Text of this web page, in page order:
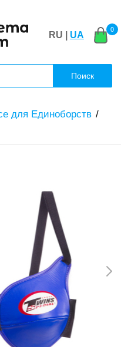
RU | UA
0
Поиск
для Единоборств